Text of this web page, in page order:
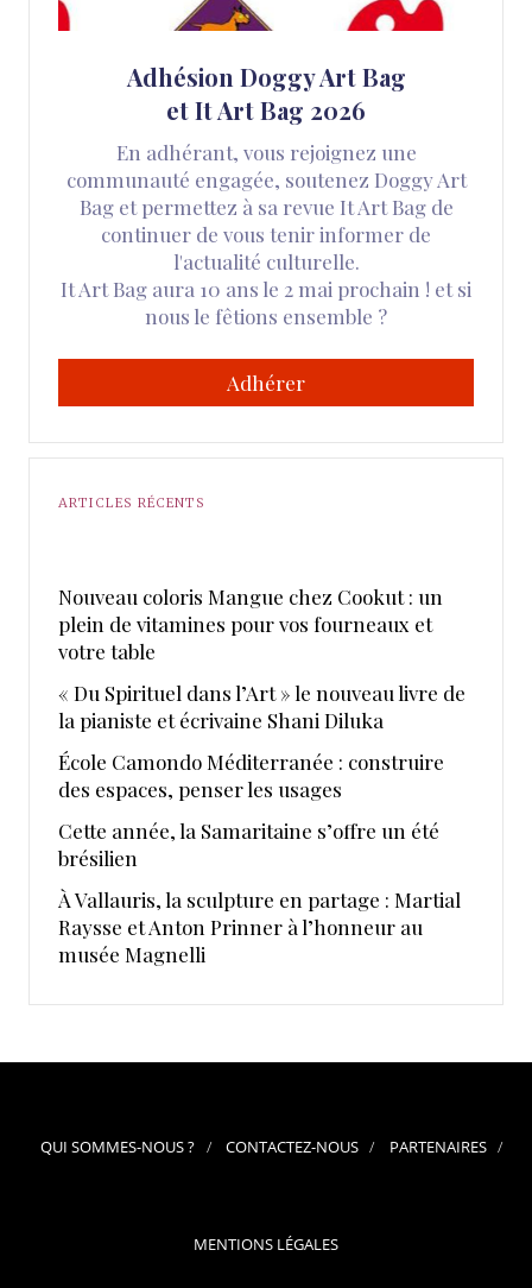
Adhésion Doggy Art Bag
et It Art Bag 2026
En adhérant, vous rejoignez une
communauté engagée, soutenez Doggy Art
Bag et permettez à sa revue It Art Bag de
continuer de vous tenir informer de
l'actualité culturelle.
It Art Bag aura 10 ans le 2 mai prochain ! et si
nous le fêtions ensemble ?
Adhérer
ARTICLES RÉCENTS
Nouveau coloris Mangue chez Cookut : un
plein de vitamines pour vos fourneaux et
votre table
« Du Spirituel dans l’Art » le nouveau livre de
la pianiste et écrivaine Shani Diluka
École Camondo Méditerranée : construire
des espaces, penser les usages
Cette année, la Samaritaine s’offre un été
brésilien
À Vallauris, la sculpture en partage : Martial
Raysse et Anton Prinner à l’honneur au
musée Magnelli
QUI SOMMES-NOUS ? CONTACTEZ-NOUS PARTENAIRES
MENTIONS LÉGALES